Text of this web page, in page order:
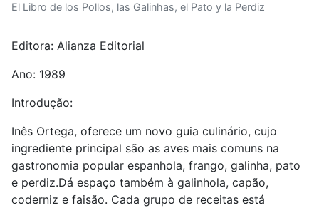
El Libro de los Pollos, las Galinhas, el Pato y la Perdiz
Editora: Alianza Editorial
Ano: 1989
Introdução:
Inês Ortega, oferece um novo guia culinário, cujo
ingrediente principal são as aves mais comuns na
gastronomia popular espanhola, frango, galinha, pato
e perdiz.Dá espaço também à galinhola, capão,
coderniz e faisão. Cada grupo de receitas está